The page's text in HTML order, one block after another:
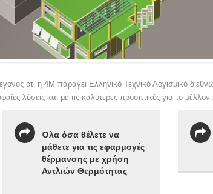
ότι η 4Μ παράγει Ελληνικό Τεχνικό Λογισμικό
λύσεις και με τις καλύτερες προοπτικές για το μέλλον.
Όλα όσα θέλετε να
μάθετε για τις εφαρμογές
θέρμανσης με χρήση
Αντλιών Θερμότητας